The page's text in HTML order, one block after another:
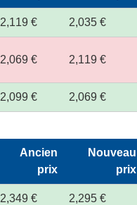
2,119 € 2,035 €
2,069 € 2,119 €
2,099 € 2,069 €
Ancien
prix
Nouveau
prix
2,349 € 2,295 €